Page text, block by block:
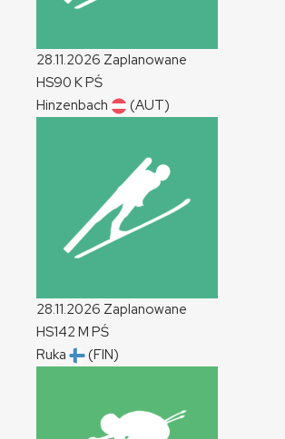
28.11.2026 Zaplanowane
HS90 KPŚ
Hinzenbach
(AUT)
28.11.2026 Zaplanowane
HS142M PŚ
Ruka
(FIN)